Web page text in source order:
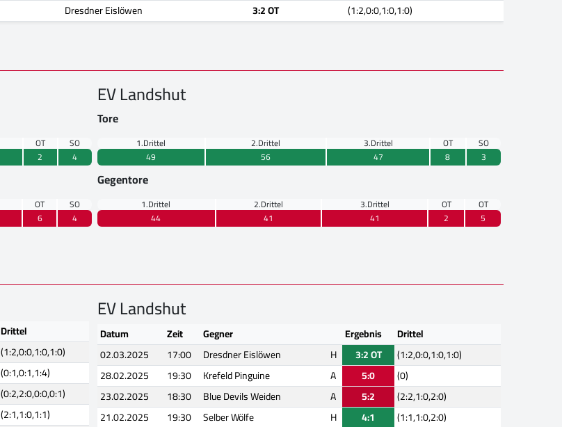
Dresdner Eislöwen 3:2 OT (1:2,0:0,1:0,1:0)
OT
SO
2 4
OT
SO
6 4
EV Landshut
Tore
1.Drittel 2.Drittel 3.Drittel OT
SO
49
56 47 8 3
Gegentore
1.Drittel 2.Drittel 3.Drittel OT
OT
44
41 41 2 5
Drittel
(1:2,0:0,1:0,1:0)
(0:1,0:1,1:4)
(0:2,2:0,0:0,0:1)
(2:1,1:0,1:1)
EV Landshut
Datum Zeit Gegner Ergebnis
Drittel
02.03.2025
17:00 Dresdner Eislöwen H 3:2 OT
(1:2,0:0,1:0,1:0)
28.02.2025
19:30 Krefeld Pinguine A 5:0
(0)
23.02.2025
18:30 Blue Devils Weiden A 5:2
(2:2,1:0,2:0)
21.02.2025
19:30 Selber Wölfe H 4:1
(1:1,1:0,2:0)